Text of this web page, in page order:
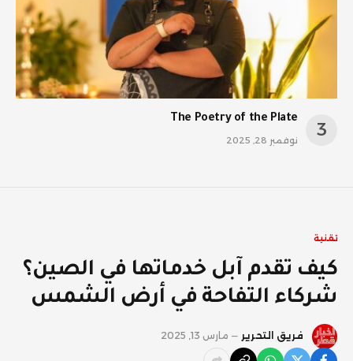
The Poetry of the Plate
نوفمبر 28, 2025
تقنية
كيف تقدم آبل خدماتها في الصين؟
شركاء التفاحة في أرض الشمس
فريق التحرير مارس 13, 2025